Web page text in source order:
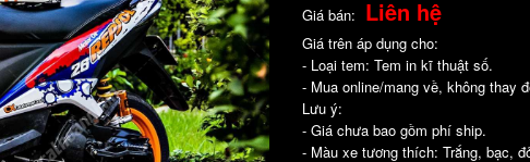
Giá bán: Liên hệ
Giá trên áp dụng cho:
- Loại tem: Tem in kĩ thuật số.
- Mua online/mang về, không thay
Lưu ý:
- Giá chưa bao gồm phí ship.
- Màu xe tương thích: Trắng, bạc,